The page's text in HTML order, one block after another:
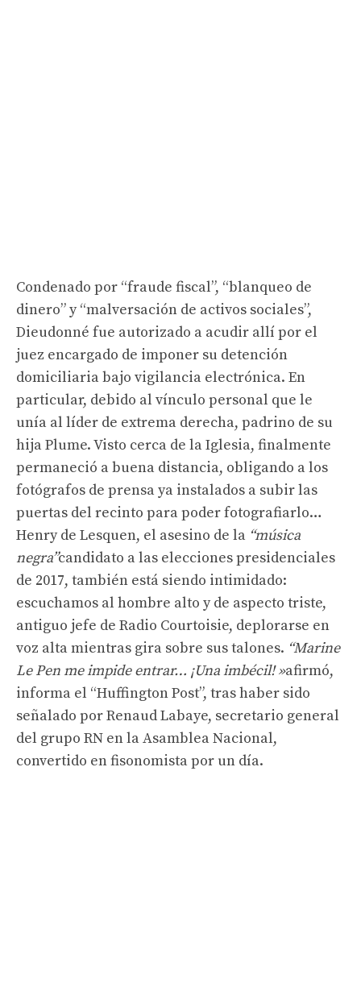
Condenado por “fraude fiscal”, “blanqueo de
dinero” y “malversación de activos sociales”,
Dieudonné fue autorizado a acudir allí por el
juez encargado de imponer su detención
domiciliaria bajo vigilancia electrónica. En
particular, debido al vínculo personal que le
unía al líder de extrema derecha, padrino de su
hija Plume. Visto cerca de la Iglesia, finalmente
permaneció a buena distancia, obligando a los
fotógrafos de prensa ya instalados a subir las
puertas del recinto para poder fotografiarlo…
Henry de Lesquen, el asesino de la “música
negra”candidato a las elecciones presidenciales
de 2017, también está siendo intimidado:
escuchamos al hombre alto y de aspecto triste,
antiguo jefe de Radio Courtoisie, deplorarse en
voz alta mientras gira sobre sus talones. “Marine
Le Pen me impide entrar… ¡Una imbécil! »afirmó,
informa el “Huffington Post”, tras haber sido
señalado por Renaud Labaye, secretario general
del grupo RN en la Asamblea Nacional,
convertido en fisonomista por un día.